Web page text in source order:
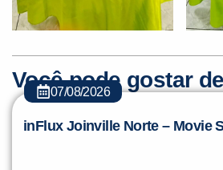
Você pode gostar
07/08/2026
inFlux Joinville Norte – Movie